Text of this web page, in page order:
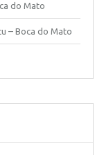
do Mato
– Boca do Mato